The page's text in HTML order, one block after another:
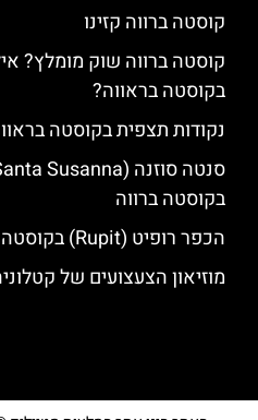
קוסטה ברווה קזינו
קוסטה ברווה שוק מומלץ?
בקוסטה בראווה?
נקודות תצפית בקוסטה
בקוסטה ברווה
הכפר רופיט (Rupit) בקוסטה ברווה
מוזיאון הצעצועים של